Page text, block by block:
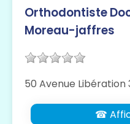
Orthodontiste
Moreau-jaffres
50 Avenue Libération
☎